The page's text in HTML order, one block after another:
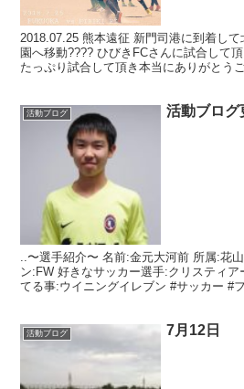
2018.07.25 熊本遠征 新門司港に到着し
園へ移動???? ひびきFCさんに試合して
たっぷり試合して頂き本当にありがとう
活動ブログ 活動ブログ
..〜選手紹介〜 名前:金元大河前 所属:花
ン:FW 好きなサッカー選手:クリスティ
てる事:ウイニングイレブン #サッカー #
活動ブログ 7月12日